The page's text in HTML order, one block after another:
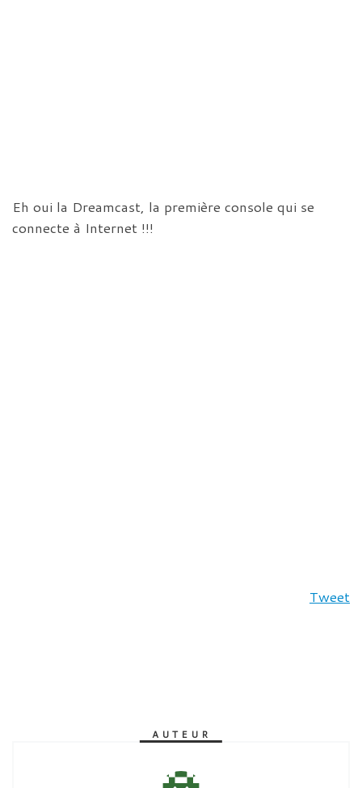
Eh oui la Dreamcast, la première console qui se
connecte à Internet !!!
Tweet
AUTEUR